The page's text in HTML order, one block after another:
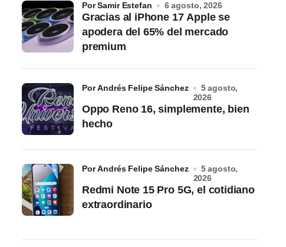
Gracias al iPhone 17 Apple se
apodera del 65% del mercado
premium
por Samir Estefan 6 agosto, 2026
Oppo Reno 16, simplemente, bien
hecho
por Andrés Felipe Sánchez
5 agosto,
2026
Redmi Note 15 Pro 5G, el cotidiano
extraordinario
por Andrés Felipe Sánchez
5 agosto,
2026